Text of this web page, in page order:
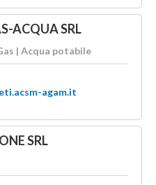
ACQUA SRL
| Acqua potabile
agam.it
SRL